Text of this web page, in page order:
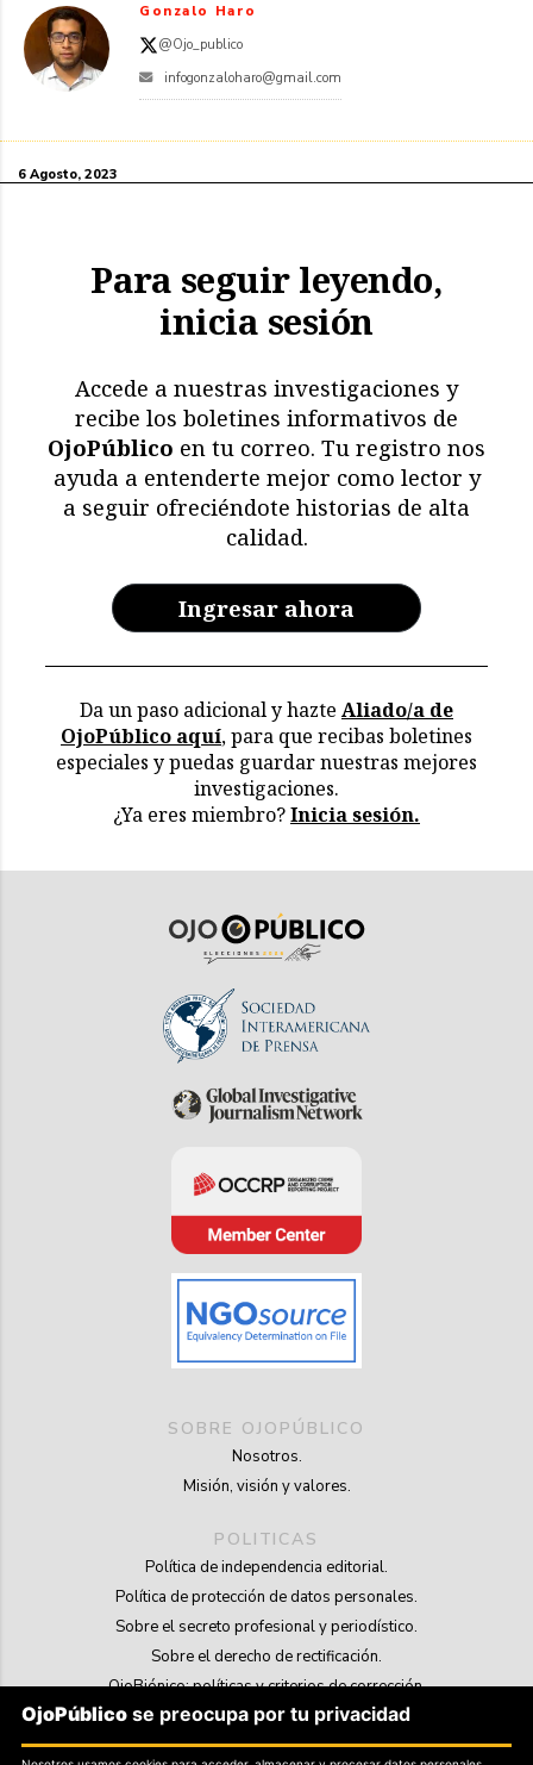
Gonzalo Haro
@Ojo_publico
infogonzaloharo@gmail.com
6 Agosto, 2023
Para seguir leyendo,
inicia sesión
Accede a nuestras investigaciones y
recibe los boletines informativos de
OjoPúblico en tu correo. Tu registro nos
ayuda a entenderte mejor como lector y
a seguir ofreciéndote historias de alta
calidad.
Ingresar ahora
Da un paso adicional y hazte Aliado/a de
OjoPúblico aquí, para que recibas boletines
especiales y puedas guardar nuestras mejores
investigaciones.
¿Ya eres miembro?Inicia sesión.
SOBRE OJOPÚBLICO
Nosotros.
Misión, visión y valores.
POLITICAS
Política de independencia editorial.
Política de protección de datos personales.
Sobre el secreto profesional y periodístico.
Sobre el derecho de rectificación.
OjoBiónico: políticas y criterios de corrección.
Sobre libertad de información frente a pedidos de retiro de contenidos.
OjoPúblico se preocupa por tu privacidad